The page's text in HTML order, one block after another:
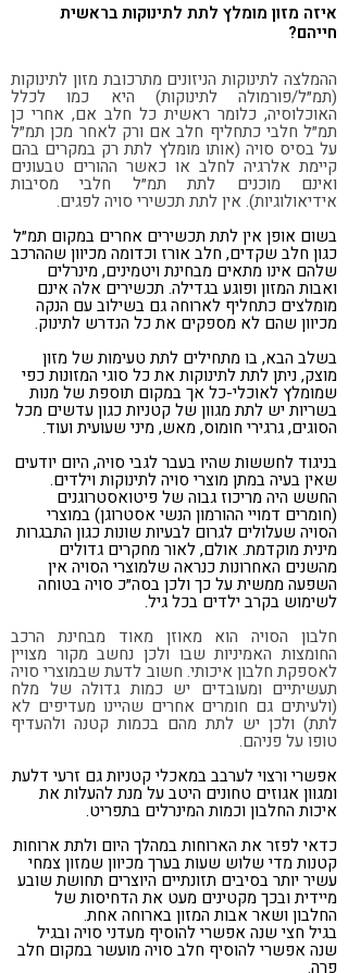
איזה מזון מומלץ לתת לתינוקות בראשית
חייהם?
ההמלצה לתינוקות הניזונים מתרכובת מזון לתינוקות
(תמ״ל/פורמולה לתינוקות) היא כמו לכלל
האוכלוסיה, כלומר ראשית כל חלב אם, אחרי כן
תמ״ל חלבי כתחליף חלב אם ורק לאחר מכן תמ״ל
על בסיס סויה (אותו מומלץ לתת רק במקרים בהם
קיימת אלרגיה לחלב או כאשר ההורים טבעונים
ואינם מוכנים לתת תמ״ל חלבי מסיבות
אידיאולוגיות). אין לתת תכשירי סויה לפגים.
בשום אופן אין לתת תכשירים אחרים במקום תמ״ל
כגון חלב שקדים, חלב אורז וכדומה מכיוון שההרכב
שלהם אינו מתאים מבחינת ויטמינים, מינרלים
ואבות המזון ופוגע בגדילה. תכשירים אלה אינם
מומלצים כתחליף לארוחה גם בשילוב עם הנקה
מכיוון שהם לא מספקים את כל הנדרש לתינוק.
בשלב הבא, בו מתחילים לתת טעימות של מזון
מוצק, ניתן לתת לתינוקות את כל סוגי המזונות כפי
שמומלץ לאוכלי-כל אך במקום תוספת של מנות
בשריות יש לתת מגוון של קטניות כגון עדשים מכל
הסוגים, גרגירי חומוס, מאש, מיני שעועית ועוד.
בניגוד לחששות שהיו בעבר לגבי סויה, היום יודעים
שאין בעיה במתן מוצרי סויה לתינוקות וילדים.
החשש היה מריכוז גבוה של פיטואסטרוגנים
(חומרים דמויי ההורמון הנשי אסטרוגן) במוצרי
הסויה שעלולים לגרום לבעיות שונות כגון התבגרות
מינית מוקדמת. אולם, לאור מחקרים גדולים
מהשנים האחרונות כנראה שלמוצרי הסויה אין
השפעה ממשית על כך ולכן בסה״כ סויה בטוחה
לשימוש בקרב ילדים בכל גיל.
חלבון הסויה הוא מאוזן מאוד מבחינת הרכב
החומצות האמיניות שבו ולכן נחשב מקור מצויין
לאספקת חלבון איכותי. חשוב לדעת שבמוצרי סויה
תעשיתיים ומעובדים יש כמות גדולה של מלח
(ולעיתים גם חומרים אחרים שהיינו מעדיפים לא
לתת) ולכן יש לתת מהם בכמות קטנה ולהעדיף
טופו על פניהם.
אפשרי ורצוי לערבב במאכלי קטניות גם זרעי דלעת
ומגוון אגוזים טחונים היטב על מנת להעלות את
איכות החלבון וכמות המינרלים בתפריט.
כדאי לפזר את הארוחות במהלך היום ולתת ארוחות
קטנות מדי שלוש שעות בערך מכיוון שמזון צמחי
עשיר יותר בסיבים תזונתיים היוצרים תחושת שובע
מיידית ובכך מקטינים מעט את הדחיסות של
החלבון ושאר אבות המזון בארוחה אחת.
בגיל חצי שנה אפשרי להוסיף מעדני סויה ובגיל
שנה אפשרי להוסיף חלב סויה מועשר במקום חלב
פרה.